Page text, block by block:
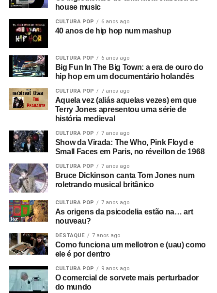
house music
CULTURA POP 6 anos ago
40 anos de hip hop num mashup
CULTURA POP 6 anos ago
Big Fun In The Big Town: a era de ouro do
hip hop em um documentário holandês
CULTURA POP 7 anos ago
Aquela vez (aliás aquelas vezes) em que
Terry Jones apresentou uma série de
história medieval
CULTURA POP 7 anos ago
Show da Virada: The Who, Pink Floyd e
Small Faces em Paris, no réveillon de 1968
CULTURA POP 7 anos ago
Bruce Dickinson canta Tom Jones num
roletrando musical britânico
CULTURA POP 7 anos ago
As origens da psicodelia estão na… art
nouveau?
DESTAQUE 7 anos ago
Como funciona um mellotron e (uau) como
ele é por dentro
CULTURA POP 9 anos ago
O comercial de sorvete mais perturbador
do mundo